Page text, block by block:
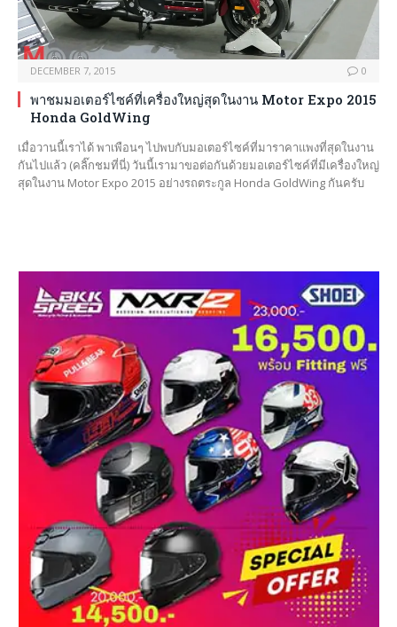
DECEMBER 7, 2015 0
พาชมมอเตอร์ไซค์ที่เครื่องใหญ่สุดในงาน Motor Expo 2015
Honda GoldWing
เมื่อวานนี้เราได้ พาเพือนๆ ไปพบกับมอเตอร์ไซค์ที่มาราคาแพงที่สุดในงาน
กันไปแล้ว (คลิ๊กชมที่นี่) วันนี้เรามาขอต่อกันด้วยมอเตอร์ไซค์ที่มีเครื่องใหญ่
สุดในงาน Motor Expo 2015 อย่างรถตระกูล Honda GoldWing กันครับ